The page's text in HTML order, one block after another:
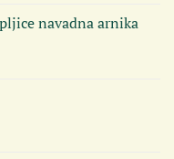
navadna arnika